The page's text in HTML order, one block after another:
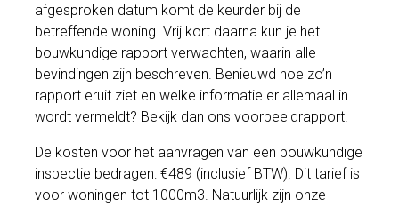
afgesproken datum komt de keurder bij de
betreffende woning. Vrij kort daarna kun je het
bouwkundige rapport verwachten, waarin alle
bevindingen zijn beschreven. Benieuwd hoe zo’n
rapport eruit ziet en welke informatie er allemaal in
wordt vermeldt? Bekijk dan onsvoorbeeldrapport.
De kosten voor het aanvragen van een bouwkundige
inspectie bedragen: €489 (inclusief BTW). Dit tarief is
voor woningen tot 1000m3. Natuurlijk zijn onze